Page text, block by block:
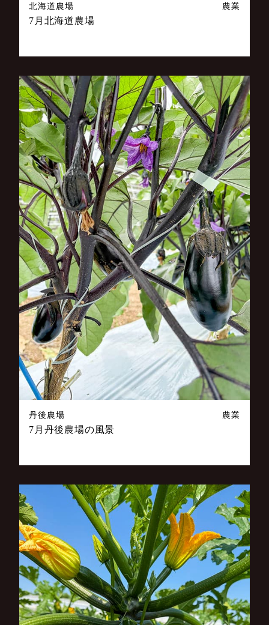
北海道農場 農業
7月北海道農場
丹後農場 農業
7月丹後農場の風景